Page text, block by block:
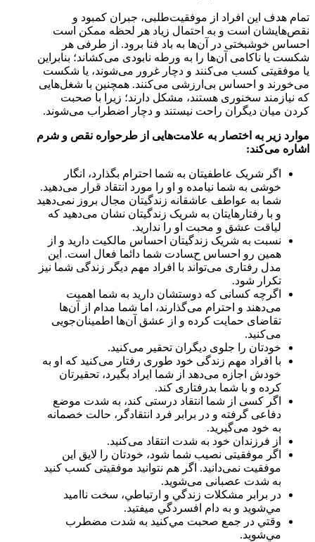
تمام هدف این افراد از موفقیت‌طلبی، جبران کمبود و
نقص‌هایشان است و به احتمال زیاد هر لحظه ممکن است
احساس خوشبختی در آن‌ها به باد فنا برود. از طرفی هر
شکست یا ناکامی آن‌ها را به ورطه نابودی می‌کشاند؛ بنابراین
یا موفقیتی کسب می‌کنند و دچار غرور می‌شوند، یا شکست
می‌خورند و احساس بی‌ارزشی می‌کنند. همچنین با شغل‌هایی
که نیازمند سخنوری هستند، مشکل دارند؛ زیرا با صحبت
کردن میان دیگران راحت نیستند و دچار اضطراب می‌شوند.
موارد زیر به اختصار به علامت‌هایی از طرحواره نقص و شرم
اشاره می‌کند:
اگر شریک عاطفیتان به شما احترام بگذارد، انگار
خوشی به شما نیامده و او را مورد انتقاد قرار می‌دهید.
شما به عواطف عاشقانه زندگیتان مجال بروز نمی‌دهید
و با رفتارهایتان به شریک زندگیتان نشان می‌دهید که
لیاقت عشق و محبت او را ندارید.
نسبت به شریک زندگیتان احساس مالکیت دارید و از
همین رو احساس حسادت شما دائما فعال است. این
مدل رفتاری می‌تواند با افراد مهم دیگر زندگی شما نیز
تکرار شود.
اگرچه کسانی که دوستشان دارید به شما اهمیت
می‌دهند و احترام می‌گذارند، اما شما مدام از آن‌ها
تقاضای حمایت کرده و از عشق آن‌ها اطمینان‌جویی
می‌کنید.
خودتان را جلوی دیگران تحقیر می‌کنید.
با افراد مهم زندگی خود طوری رفتار می‌کنید که او به
خودش اجازه می‌دهد از شما ایراد بگیرد، تحقیرتان
کرده و با شما بدرفتاری کند.
اگر کسی از شما انتقاد درستی کند، به شدت موضع
دفاعی گرفته و در برابر فرد انتقادگر، حالت خصمانه
به خود می‌گیرید.
از فرزندان خود به شدت انتقاد می‌کنید.
اگر موفقیتی نصیب شما شود، خودتان را لایق این
موفقیت نمی‌دانید. اگر هم نتوانید موفقیتی کسب کنید
به شدت عصبانی می‌شويد.
در برابر مشكلات زندگي و ارتباطي، سخت نااميد
مي‌شويد و به دام افسردگي ميفتيد.
وقتي در جمع صحبت مي‌كنيد به شدت مضطرب
مي‌شويد.